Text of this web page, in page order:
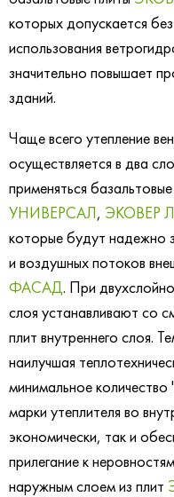
которых допускается
использования
значительно повышает
зданий.
Чаще всего утепление
осуществляется в два
применяться
УНИВЕРСАЛ, ЭКОВЕР
которые будут надежно
и воздушных потоков
ФАСАД. При
слоя устанавливают со
плит внутреннего слоя.
наилучшая
минимальное
марки утеплителя во
экономически, так и
прилегание к
наружным слоем из плит